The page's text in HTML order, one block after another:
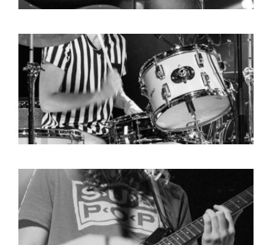
ANNA HIEP
MARTSEN HUT
ARSEN TSKHAY
ERYN BOSMA
ESTHER
ELINE KAMMINGA
KAREN SAAMAN
ARNOUD HEIKENS